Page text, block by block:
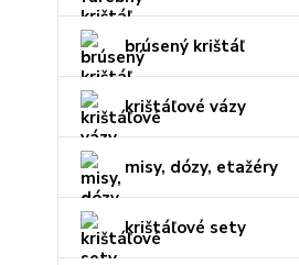
brúsený krištáľ
krištáľové vázy
misy, dózy, etažéry
krištáľové sety